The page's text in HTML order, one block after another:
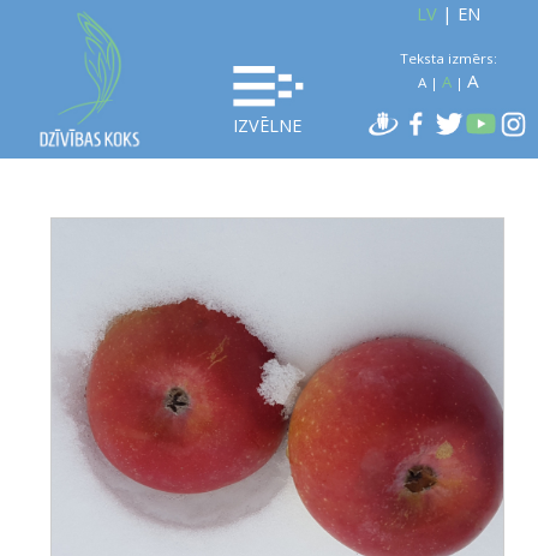
IZVĒLNE
LV| EN
Teksta izmērs:
A| A| A